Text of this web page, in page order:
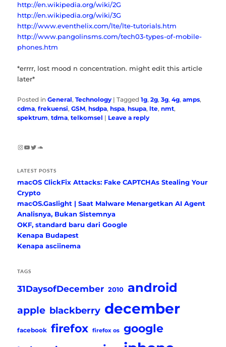
http://en.wikipedia.org/wiki/2G
http://en.wikipedia.org/wiki/3G
http://www.eventhelix.com/lte/lte-tutorials.htm
http://www.pangolinsms.com/tech03-types-of-mobile-
phones.htm
*errrr, lost mood n concentration. might edit this article
later*
Posted in General,Technology |Tagged 1g,2g,3g,4g,amps,
cdma,frekuensi,GSM,hsdpa,hspa,hsupa,lte,nmt,
spektrum,tdma,telkomsel | Leave a reply
Instagram
YouTube
Twitter
SoundCloud
LATEST POSTS
macOS ClickFix Attacks: Fake CAPTCHAs Stealing Your
Crypto
macOS.Gaslight | Saat Malware Menargetkan AI Agent
Analisnya, Bukan Sistemnya
OKF, standard baru dari Google
Kenapa Budapest
Kenapa asciinema
TAGS
31DaysofDecember 2010 android
apple blackberry december
facebook firefox firefox os google